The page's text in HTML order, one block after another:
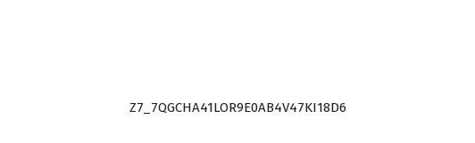
Z7_7QGCHA41LOR9E0AB4V47KI18D6